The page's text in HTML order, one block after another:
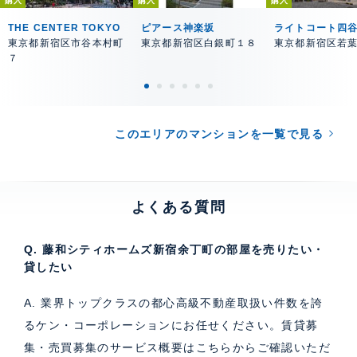
THE CENTER TOKYO
東京都新宿区市谷本村町
７
ピアース神楽坂
東京都新宿区白銀町１８
ライトコート四
東京都新宿区若
このエリアのマンションを一覧で見る
よくある質問
Q. 藤和シティホームズ新宿余丁町の部屋を売りたい・
貸したい
A. 業界トップクラスの都心高級不動産取扱い件数を誇
るケン・コーポレーションにお任せください。賃貸募
集・売買募集のサービス概要はこちら からご確認いただ